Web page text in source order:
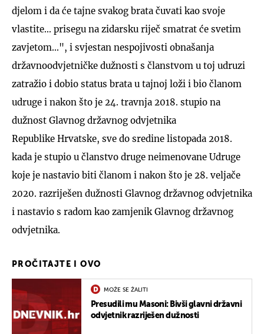
djelom i da će tajne svakog brata čuvati kao svoje
vlastite... prisegu na zidarsku riječ smatrat će svetim
zavjetom...", i svjestan nespojivosti obnašanja
državnoodvjetničke dužnosti s članstvom u toj udruzi
zatražio i dobio status brata u tajnoj loži i bio članom
udruge i nakon što je 24. travnja 2018. stupio na
dužnost Glavnog državnog odvjetnika
Republike Hrvatske, sve do sredine listopada 2018.
kada je stupio u članstvo druge neimenovane Udruge
koje je nastavio biti članom i nakon što je 28. veljače
2020. razriješen dužnosti Glavnog državnog odvjetnika
i nastavio s radom kao zamjenik Glavnog državnog
odvjetnika.
PROČITAJTE I OVO
MOŽE SE ŽALITI
Presudili mu Masoni: Bivši glavni državni
odvjetnik razriješen dužnosti